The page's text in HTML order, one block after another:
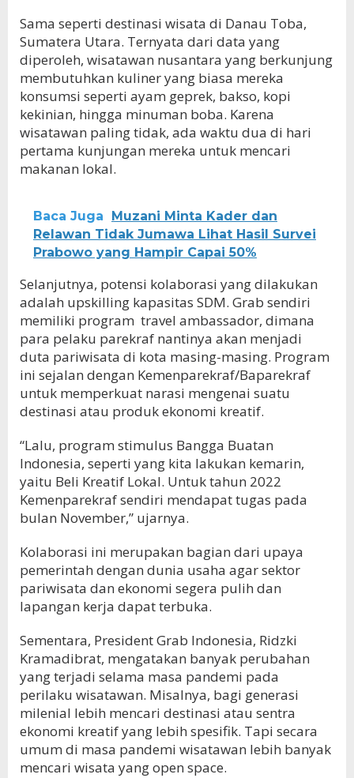
Sama seperti destinasi wisata di Danau Toba,
Sumatera Utara. Ternyata dari data yang
diperoleh, wisatawan nusantara yang berkunjung
membutuhkan kuliner yang biasa mereka
konsumsi seperti ayam geprek, bakso, kopi
kekinian, hingga minuman boba. Karena
wisatawan paling tidak, ada waktu dua di hari
pertama kunjungan mereka untuk mencari
makanan lokal.
Baca Juga
Muzani Minta Kader dan
Relawan Tidak Jumawa Lihat Hasil Survei
Prabowo yang Hampir Capai 50%
Selanjutnya, potensi kolaborasi yang dilakukan
adalah upskilling kapasitas SDM. Grab sendiri
memiliki program travel ambassador, dimana
para pelaku parekraf nantinya akan menjadi
duta pariwisata di kota masing-masing. Program
ini sejalan dengan Kemenparekraf/Baparekraf
untuk memperkuat narasi mengenai suatu
destinasi atau produk ekonomi kreatif.
“Lalu, program stimulus Bangga Buatan
Indonesia, seperti yang kita lakukan kemarin,
yaitu Beli Kreatif Lokal. Untuk tahun 2022
Kemenparekraf sendiri mendapat tugas pada
bulan November,” ujarnya.
Kolaborasi ini merupakan bagian dari upaya
pemerintah dengan dunia usaha agar sektor
pariwisata dan ekonomi segera pulih dan
lapangan kerja dapat terbuka.
Sementara, President Grab Indonesia, Ridzki
Kramadibrat, mengatakan banyak perubahan
yang terjadi selama masa pandemi pada
perilaku wisatawan. Misalnya, bagi generasi
milenial lebih mencari destinasi atau sentra
ekonomi kreatif yang lebih spesifik. Tapi secara
umum di masa pandemi wisatawan lebih banyak
mencari wisata yang open space.